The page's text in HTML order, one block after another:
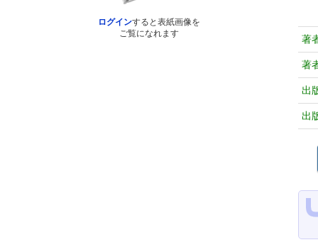
ログインすると表紙画像を
ご覧になれます
著
著
出
出